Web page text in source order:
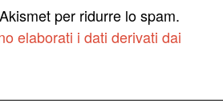
per ridurre lo spam.
elaborati i dati derivati dai